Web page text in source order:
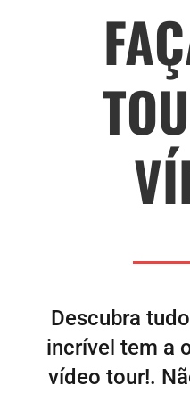
Descubra
incrível tem a
vídeo tour!.